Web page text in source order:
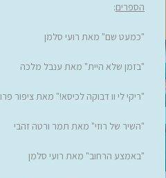
הספרים:
"כמעט שם" מאת רועי סלמן
"בזמן שלא היית" מאת ענבל מלכה
"ריקי לי וו דבוקה לכיסא!" מאת ציפור
"השיר של רוזי" מאת תמר ורטה זהבי
"באמצע הרחוב" מאת רועי סלמן